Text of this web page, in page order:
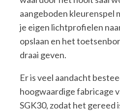
aangeboden kleurenspel
je eigen lichtprofielen
opslaan en het
draai geven.
Er is veel aandacht
hoogwaardige fabricage
SGK30, zodat het gereed